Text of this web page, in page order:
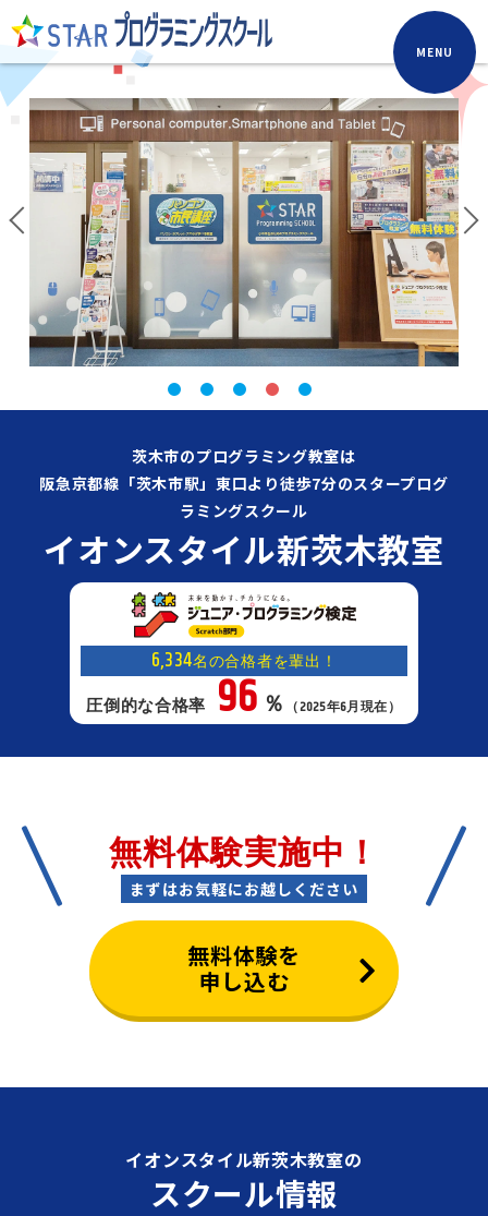
MENU
茨木市のプログラミング教室は
阪急京都線「茨木市駅」東口より徒歩7分のスタープログ
ラミングスクール
イオンスタイル新茨木教室
6,334名の合格者を輩出！
圧倒的な合格率 96 ％ （2025年6月現在）
無料体験実施中！
まずはお気軽にお越しください
無料体験を
申し込む
イオンスタイル新茨木教室の
スクール情報